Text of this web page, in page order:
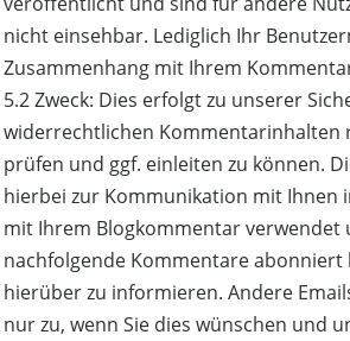
nicht einsehbar. Lediglich Ihr
Zusammenhang mit Ihrem
5.2 Zweck: Dies erfolgt zu unserer
widerrechtlichen Kommentarinhalten
prüfen und ggf. einleiten zu können.
hierbei zur Kommunikation mit Ihnen
mit Ihrem Blogkommentar verwendet
nachfolgende Kommentare abonniert
hierüber zu informieren. Andere
nur zu, wenn Sie dies wünschen und